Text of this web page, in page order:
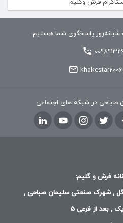
در شبکه های اجتماعی
فرش و گلیم:
, شهرک صنعتی سلیمان صباحی ,
, بعد از فرعی 5